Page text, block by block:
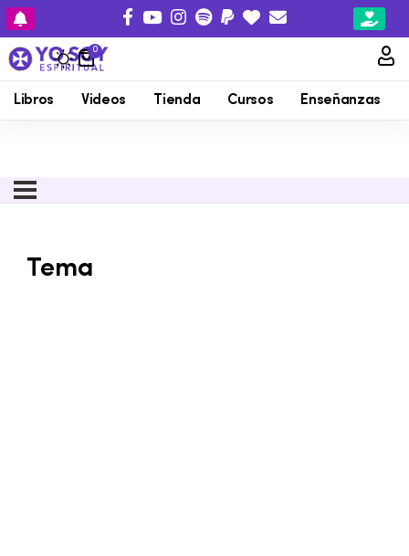
0
Libros Videos Tienda Cursos Enseñanzas
Tema